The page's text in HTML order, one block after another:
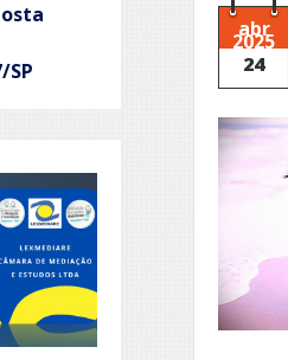
abr
2025
24
SP